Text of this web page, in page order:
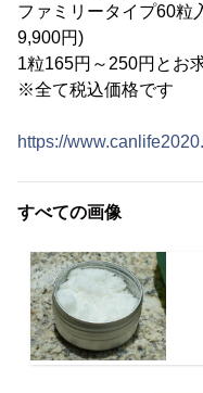
ファミリータイプ60
9,900円)
1粒165円～250円とお
※全て税込価格です
https://
すべての画像